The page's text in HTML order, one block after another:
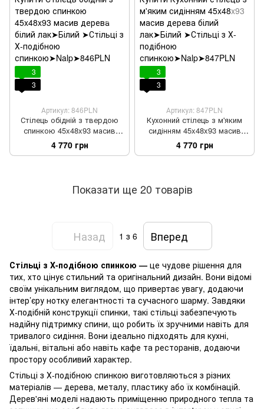
3
3
Артикул: 846PLN
Стілець обідній з твердою
спинкою 45x48x93 масив
дерева білий лак
4 770 грн
3
3
Артикул: 847PLN
Кухонний стілець з м'яким
сидінням 45x48x93 масив
дерева білий лак
4 770 грн
Показати ще 20 товарів
Назад 1 з 6 Вперед
Стільці з Х-подібною спинкою — це чудове рішення для
тих, хто цінує стильний та оригінальний дизайн. Вони відомі
своїм унікальним виглядом, що привертає увагу, додаючи
інтер’єру нотку елегантності та сучасного шарму. Завдяки
Х-подібній конструкції спинки, такі стільці забезпечують
надійну підтримку спини, що робить їх зручними навіть для
тривалого сидіння. Вони ідеально підходять для кухні,
їдальні, вітальні або навіть кафе та ресторанів, додаючи
простору особливий характер.
Стільці з Х-подібною спинкою виготовляються з різних
матеріалів — дерева, металу, пластику або їх комбінацій.
Дерев'яні моделі надають приміщенню природного тепла та